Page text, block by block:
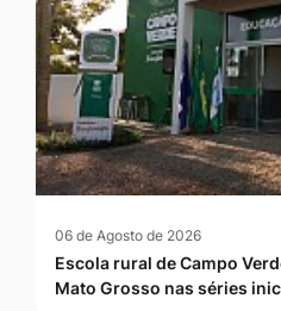
06 de Agosto de 2026
Escola rural de Campo
Mato Grosso nas séries